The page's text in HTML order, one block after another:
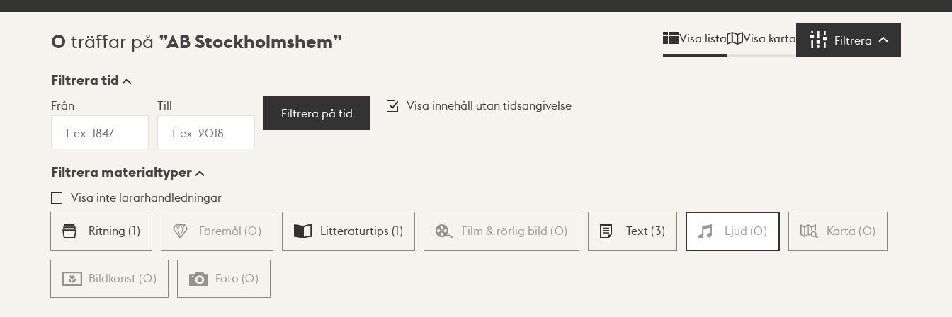
Sökresultat
0 träffar på AB Stockholmshem Visa lista Visa karta Filtrera Filtrera
Visningsläge
Lista Karta
Filtrera tid
Från Till
Filtrera på tid
Visa innehåll utan tidsangivelse
Filtrera materialtyper
Visa inte lärarhandledningar
Ritning (1) Föremål (0) Litteraturtips (1) Film & rörlig bild (0) Text (3) Ljud (0) Karta (0)
Bildkonst (0) Foto (0)